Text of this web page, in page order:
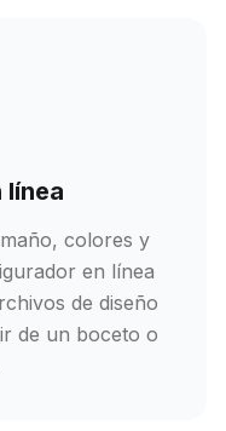
línea
colores y
en línea
de diseño
de un boceto o